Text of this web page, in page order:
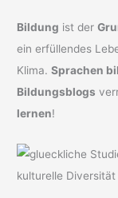
Bildung ist der
ein erfüllendes
Klima.Sprachen
Bildungsblogs
lernen!